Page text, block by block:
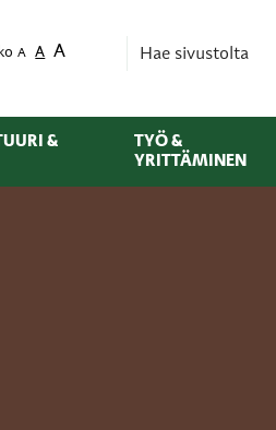
A A A
&
TYÖ &
YRITTÄMINEN